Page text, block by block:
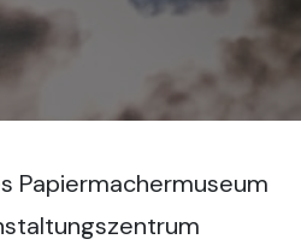
Papiermachermuseum